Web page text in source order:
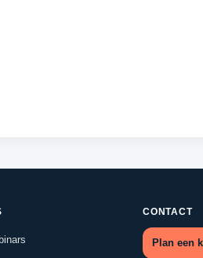
CONTACT
Plan een